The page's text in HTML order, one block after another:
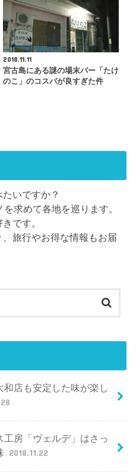
2018.11.11
宮古島にある謎の場末バー「たけ
のこ」のコスパが良すぎた件
いですか？
求めて各地を巡ります。
です。
旅行やお得な情報もお届
和店も安定した味が楽し
工房「ヴェルデ」はさっ
2018.11.22